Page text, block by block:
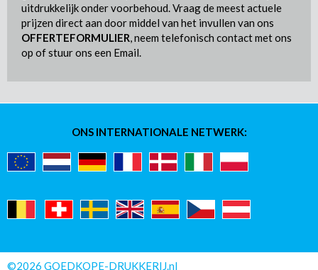
uitdrukkelijk onder voorbehoud. Vraag de meest actuele
prijzen direct aan door middel van het invullen van ons
OFFERTEFORMULIER, neem telefonisch contact met ons
op of stuur ons een Email.
ONS INTERNATIONALE NETWERK:
©2026 GOEDKOPE-DRUKKERIJ.nl